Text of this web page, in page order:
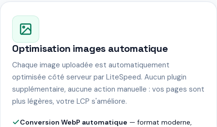
Optimisation images automatique
Chaque image uploadée est automatiquement
optimisée côté serveur par LiteSpeed. Aucun plugin
supplémentaire, aucune action manuelle : vos pages sont
plus légères, votre LCP s'améliore.
Conversion WebP automatique — format moderne,